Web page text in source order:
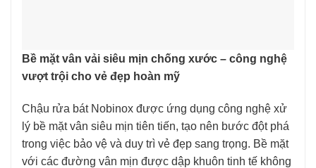
Bề mặt vân vải siêu mịn chống xước – công nghệ
vượt trội cho vẻ đẹp hoàn mỹ
Chậu rửa bát Nobinox được ứng dụng công nghệ xử
lý bề mặt vân siêu mịn tiên tiến, tạo nên bước đột phá
trong việc bảo vệ và duy trì vẻ đẹp sang trọng. Bề mặt
với các đường vân mịn được dập khuôn tinh tế không